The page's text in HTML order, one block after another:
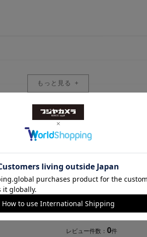
2m）、Wi-Fi用アンテナ ×2、ACアダプター
ルチビューを選択可）
もっと見る
0.0
レビュー件数： 0件